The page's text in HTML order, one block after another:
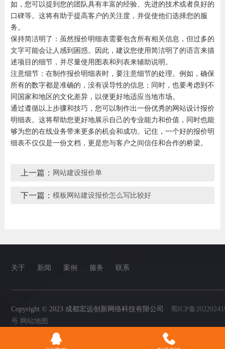
如，您可以提到您的团队具有丰富的经验、先进的技术或者良好的
口碑等。这将有助于提高客户的关注度，并促使他们选择您的服
务。
保持简洁明了：虽然报价明细表需要包含所有相关信息，但过多的
文字可能会让人感到困惑。因此，建议您使用简洁明了的语言来描
述项目的细节，并尽量使用图表和列表来辅助说明。
注意细节：在制作报价明细表时，要注意细节的处理。例如，确保
所有的数字都是准确的，没有误导性的信息；同时，也要考虑到不
同国家和地区的文化差异，以便更好地适应当地市场。
通过遵循以上步骤和技巧，您可以制作出一份优秀的网站设计报价
明细表。这将帮助您更好地展示自己的专业能力和价值，同时也能
够为您的在线业务带来更多的机会和成功。记住，一个好的报价明
细表不仅仅是一份文档，更是您与客户之间信任和合作的桥梁。
上一篇： 网站建设报价单
下一篇： 模板网站建设报价怎么写比较好
关于 新闻 案例 服务 联系
Copyright © 2023 成都宏远创新网络科技有限公司 蜀ICP备
号 网站地图